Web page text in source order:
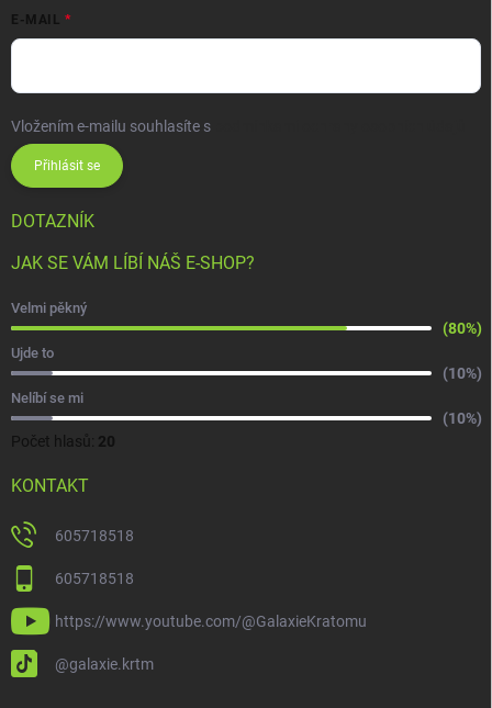
E-MAIL
Vložením e-mailu souhlasíte s
Přihlásit se
DOTAZNÍK
JAK SE VÁM LÍBÍ NÁŠ E-SHOP?
Velmi pěkný
(80%)
Ujde to
(10%)
Nelíbí se mi
(10%)
Počet hlasů: 20
KONTAKT
605718518
605718518
https://www.youtube.com/@GalaxieKratomu
@galaxie.krtm